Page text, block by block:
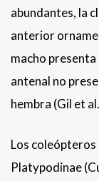
abundantes, la
anterior
macho
antenal no
hembra (Gil et
Los coleópteros
Platypodinae